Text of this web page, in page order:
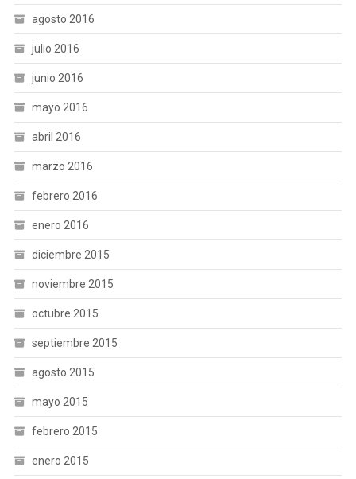
agosto 2016
julio 2016
junio 2016
mayo 2016
abril 2016
marzo 2016
febrero 2016
enero 2016
diciembre 2015
noviembre 2015
octubre 2015
septiembre 2015
agosto 2015
mayo 2015
febrero 2015
enero 2015